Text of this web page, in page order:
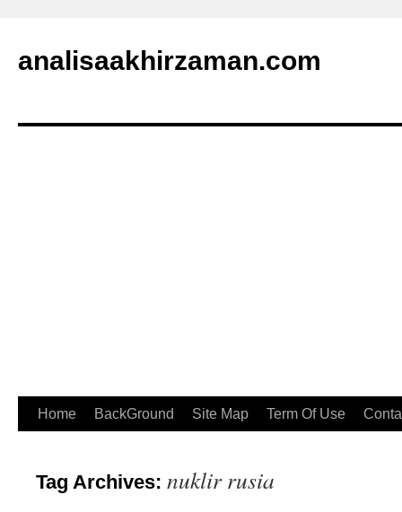
analisaakhirzaman.com
Home BackGround Site Map Term Of Use
Tag Archives: nuklir rusia